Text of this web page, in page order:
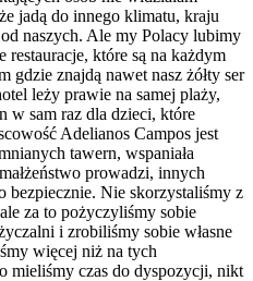
jadą do innego klimatu, kraju
naszych. Ale my Polacy lubimy
restauracje, które są na każdym
znajdą nawet nasz żółty ser
leży prawie na samej plaży,
w sam raz dla dzieci, które
Adelianos Campos jest
tawern, wspaniała
prowadzi, innych
bezpiecznie. Nie skorzystaliśmy z
za to pożyczyliśmy sobie
i zrobiliśmy sobie własne
więcej niż na tych
mieliśmy czas do dyspozycji, nikt